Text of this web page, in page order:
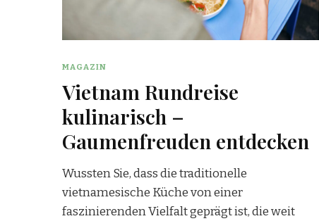
MAGAZIN
Vietnam Rundreise
kulinarisch –
Gaumenfreuden entdecken
Wussten Sie, dass die traditionelle
vietnamesische Küche von einer
faszinierenden Vielfalt geprägt ist, die weit